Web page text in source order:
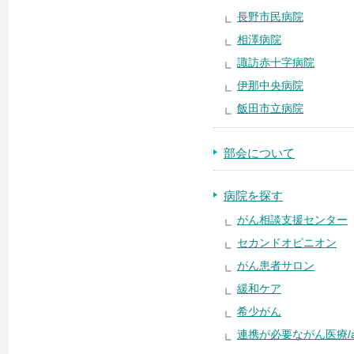
長野市民病院
相澤病院
諏訪赤十字病院
伊那中央病院
飯田市立病院
部会について
病院を探す
がん相談支援センター
セカンドオピニオン
がん患者サロン
緩和ケア
希少がん
連携が必要ながん医療/